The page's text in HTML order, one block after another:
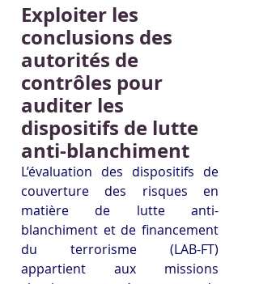
Exploiter les
conclusions des
autorités de
contrôles pour
auditer les
dispositifs de lutte
anti-blanchiment
L’évaluation des dispositifs de
couverture des risques en
matière de lutte anti-
blanchiment et de financement
du terrorisme (LAB-FT)
appartient aux missions